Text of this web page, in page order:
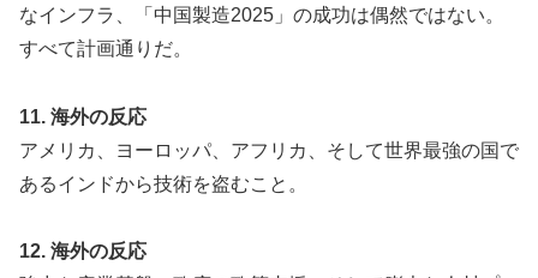
なインフラ、「中国製造2025」の成功は偶然ではない。
すべて計画通りだ。
11. 海外の反応
アメリカ、ヨーロッパ、アフリカ、そして世界最強の国で
あるインドから技術を盗むこと。
12. 海外の反応